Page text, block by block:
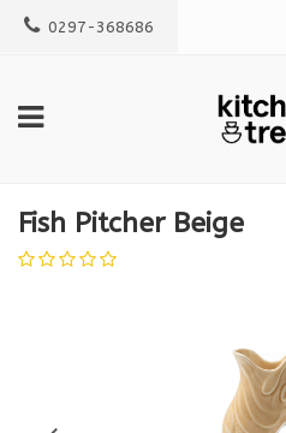
0297-368686
Fish Pitcher Beige